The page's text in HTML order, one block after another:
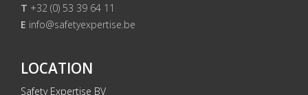
T +32 (0) 53 39 64 11
E info@safetyexpertise.be
LOCATION
Safety Expertise BV